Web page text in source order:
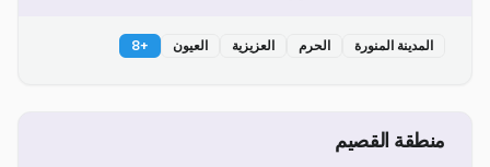
المدينة المنورة الحرم العزيزية العيون +
8
منطقة القصيم